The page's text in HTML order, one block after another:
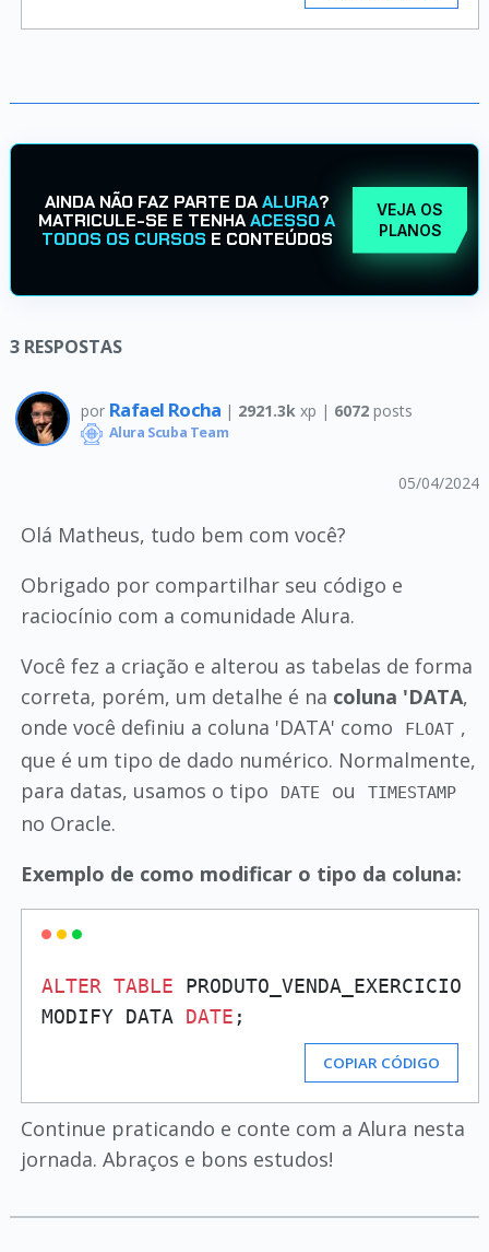
AINDA NÃO FAZ PARTE DAALURA?
MATRICULE-SE E TENHAACESSO A
TODOS OS CURSOS E CONTEÚDOS
VEJA OS
PLANOS
3 RESPOSTAS
por Rafael Rocha | 2921.3k xp | 6072 posts
Alura Scuba Team
05/04/2024
Olá Matheus, tudo bem com você?
Obrigado por compartilhar seu código e
raciocínio com a comunidade Alura.
Você fez a criação e alterou as tabelas de forma
correta, porém, um detalhe é na coluna 'DATA,
onde você definiu a coluna 'DATA' como
FLOAT ,
que é um tipo de dado numérico. Normalmente,
para datas, usamos o tipo
DATE ou TIMESTAMP
no Oracle.
Exemplo de como modificar o tipo da coluna:
ALTER TABLE PRODUTO_VENDA_EXERCICIO
MODIFY DATA DATE
COPIAR CÓDIGO
Continue praticando e conte com a Alura nesta
jornada. Abraços e bons estudos!